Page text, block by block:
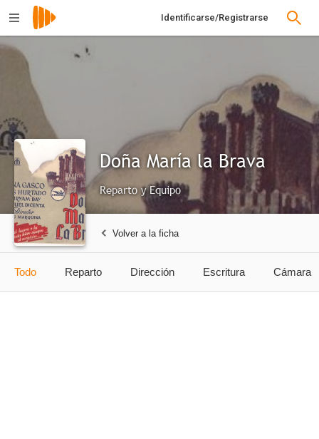
Identificarse/Registrarse
Doña María la Brava
Reparto y Equipo
Volver a la ficha
Todo Reparto Dirección Escritura Cámara